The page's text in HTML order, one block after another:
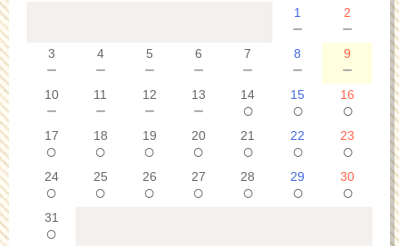
1
－
2
－
3
－
4
－
5
－
6
－
7
－
8
－
9
－
10
－
11
－
12
－
13
－
14
○
15
○
16
○
17
○
18
○
19
○
20
○
21
○
22
○
23
○
24
○
25
○
26
○
27
○
28
○
29
○
30
○
31
○